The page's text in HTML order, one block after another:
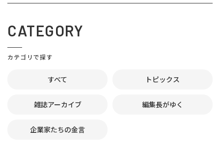
CATEGORY
カテゴリで探す
すべて トピックス
雑誌アーカイブ 編集長がゆく
企業家たちの金言